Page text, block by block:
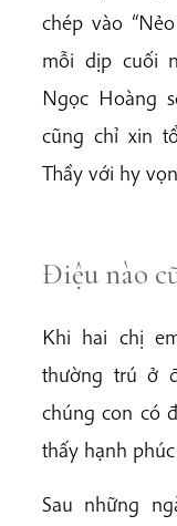
chép vào
mỗi dịp cuối
Ngọc Hoàng
cũng chỉ xin
Thầy với hy
Điệu nào
Khi hai chị
thường trú ở
chúng con có
thấy hạnh
Sau những